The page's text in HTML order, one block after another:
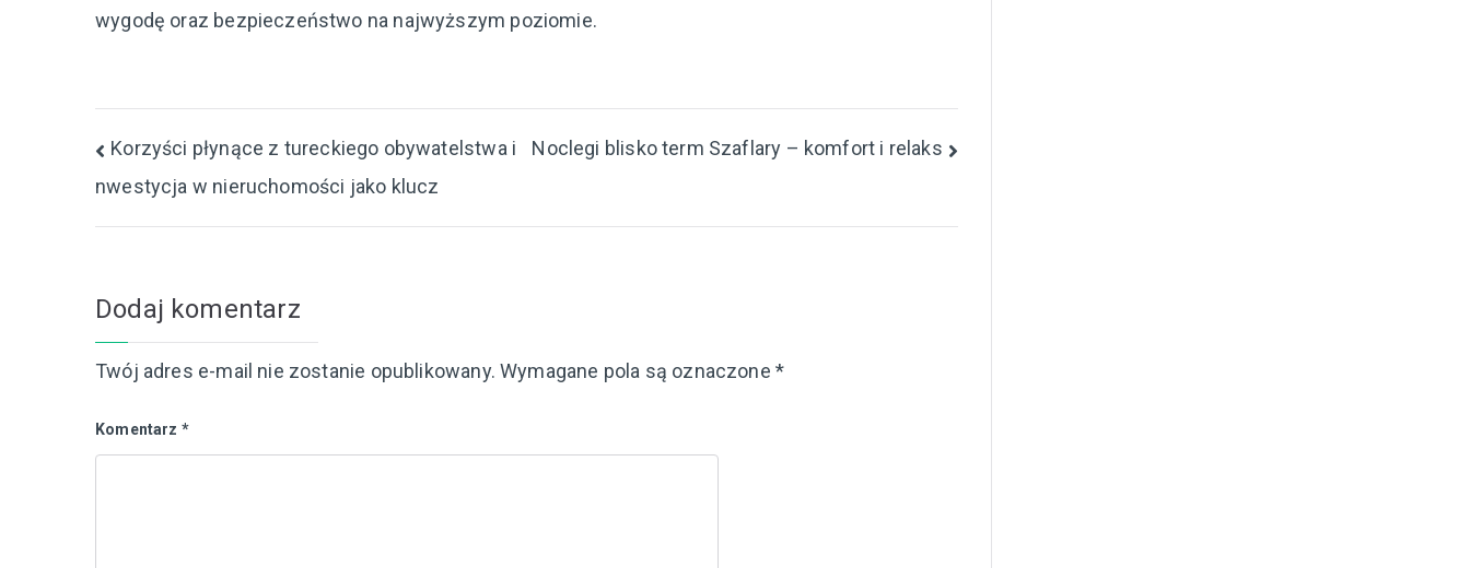
wygodę oraz bezpieczeństwo na najwyższym poziomie.
Nawigacja
wpisu
Korzyści płynące z tureckiego obywatelstwa i
nwestycja w nieruchomości jako klucz
Noclegi blisko term Szaflary – komfort i relaks
Dodaj komentarz
Twój adres e-mail nie zostanie opublikowany. Wymagane pola są oznaczone *
Komentarz *